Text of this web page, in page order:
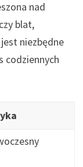
nad
blat,
niezbędne
codziennych